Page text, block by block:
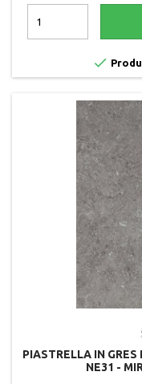

PIASTRELLA IN
NE31 -